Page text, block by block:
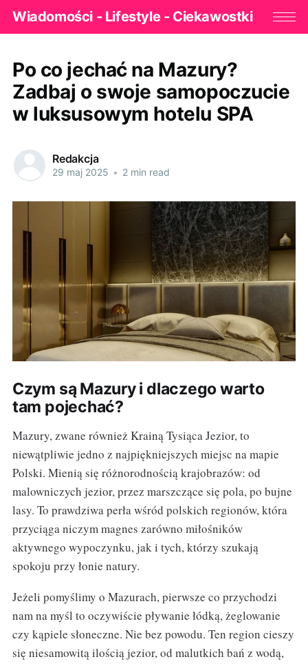
Wiadomości - Lifestyle - Ciekawostki
Po co jechać na Mazury?
Zadbaj o swoje samopoczucie
w luksusowym hotelu SPA
Redakcja
29 maj 2025 • 2 min read
Czym są Mazury i dlaczego warto
tam pojechać?
Mazury, zwane również Krainą Tysiąca Jezior, to
niewątpliwie jedno z najpiękniejszych miejsc na mapie
Polski. Mienią się różnorodnością krajobrazów: od
malowniczych jezior, przez marszczące się pola, po bujne
lasy. To prawdziwa perła wśród polskich regionów, która
przyciąga niczym magnes zarówno miłośników
aktywnego wypoczynku, jak i tych, którzy szukają
spokoju przy łonie natury.
Jeżeli pomyślimy o Mazurach, pierwsze co przychodzi
nam na myśl to oczywiście pływanie łódką, żeglowanie
czy kąpiele słoneczne. Nie bez powodu. Ten region cieszy
się niesamowitą ilością jezior, od malutkich bań z wodą,